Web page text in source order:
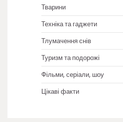
Тварини
Техніка та гаджети
Тлумачення снів
Туризм та подорожі
Фільми, серіали, шоу
Цікаві факти